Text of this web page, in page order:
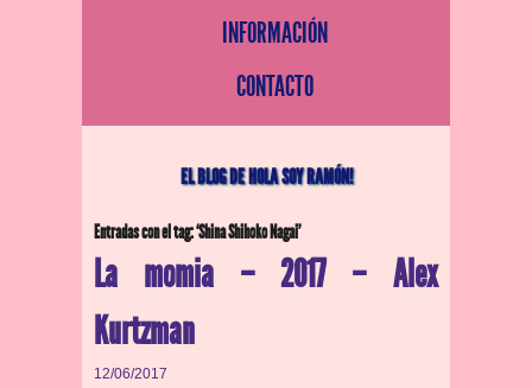
INFORMACIÓN
CONTACTO
EL BLOG DE HOLA SOY RAMÓN!
Entradas con el tag: ‘Shina Shihoko Nagai’
La momia – 2017 – Alex
Kurtzman
12/06/2017